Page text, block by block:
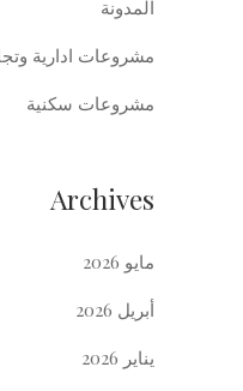
المدونة
مشروعات ادارية
مشروعات سكنية
Archives
مايو 2026
أبريل 2026
يناير 2026